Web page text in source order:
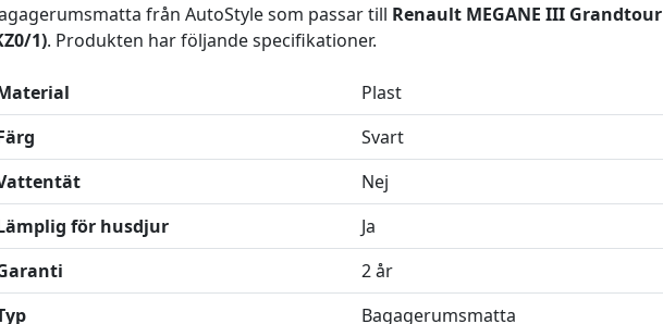
från AutoStyle som passar till Renault MEGANE III Grandtour
1). Produkten har följande specifikationer.
Plast
Svart
Nej
för husdjur
Ja
2 år
Bagagerumsmatta